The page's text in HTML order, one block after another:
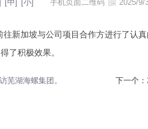
[中] [小] 手机页面二维码 2025/
往新加坡与公司项目合作方进行了认
了积极效果。
芜湖海螺集团。 下一个：